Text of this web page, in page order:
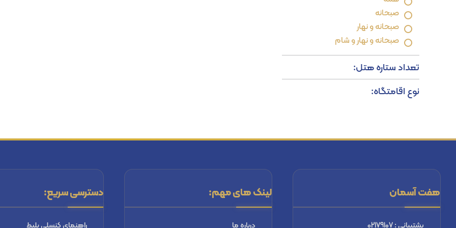
صبحانه
صبحانه و نهار
صبحانه و نهار و شام
تعداد ستاره هتل:
نوع اقامتگاه:
هفت آسمان
پشتیبانی : 02179107
لینک های مهم:
درباره ما
دسترسی سریع:
راهنماي كنسلي بليط